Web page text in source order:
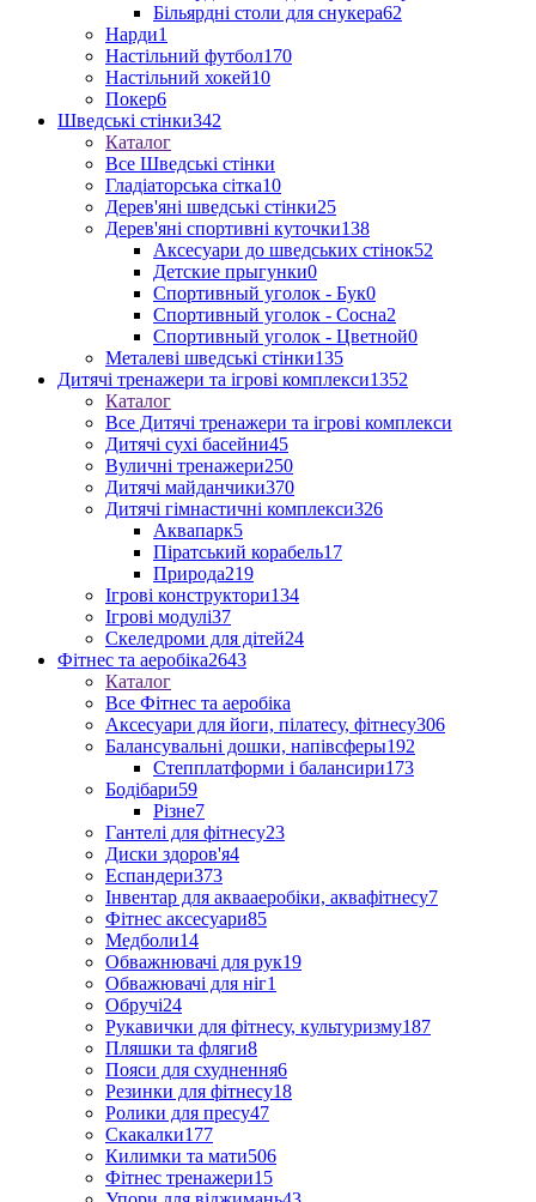
Більярдні столи для снукера62
Нарди1
Настільний футбол170
Настільний хокей10
Покер6
Шведські стінки342
Каталог
Все Шведські стінки
Гладіаторська сітка10
Дерев'яні шведські стінки25
Дерев'яні спортивні куточки138
Аксесуари до шведських стінок52
Детские прыгунки0
Спортивный уголок - Бук0
Спортивный уголок - Сосна2
Спортивный уголок - Цветной0
Металеві шведські стінки135
Дитячі тренажери та ігрові комплекси1352
Каталог
Все Дитячі тренажери та ігрові комплекси
Дитячі сухі басейни45
Вуличні тренажери250
Дитячі майданчики370
Дитячі гімнастичні комплекси326
Аквапарк5
Піратський корабель17
Природа219
Ігрові конструктори134
Ігрові модулі37
Скеледроми для дітей24
Фітнес та аеробіка2643
Каталог
Все Фітнес та аеробіка
Аксесуари для йоги, пілатесу, фітнесу306
Балансувальні дошки, напівсферы192
Степплатформи і балансири173
Бодібари59
Різне7
Гантелі для фітнесу23
Диски здоров'я4
Еспандери373
Інвентар для аквааеробіки, аквафітнесу7
Фітнес аксесуари85
Медболи14
Обважнювачі для рук19
Обважювачі для ніг1
Обручі24
Рукавички для фітнесу, культуризму187
Пляшки та фляги8
Пояси для схуднення6
Резинки для фітнесу18
Ролики для пресу47
Скакалки177
Килимки та мати506
Фітнес тренажери15